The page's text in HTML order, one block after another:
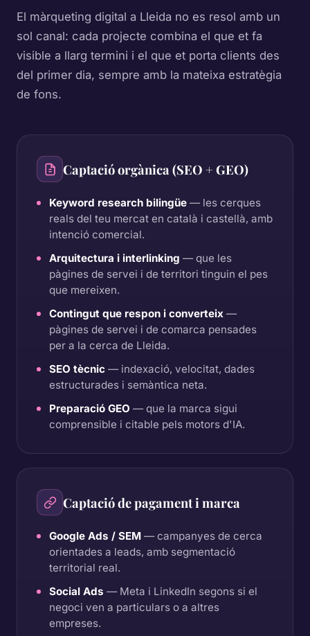
El màrqueting digital a Lleida no es resol amb un
sol canal: cada projecte combina el que et fa
visible a llarg termini i el que et porta clients des
del primer dia, sempre amb la mateixa estratègia
de fons.
Captació orgànica (SEO + GEO)
Keyword research bilingüe — les cerques
reals del teu mercat en català i castellà, amb
intenció comercial.
Arquitectura i interlinking — que les
pàgines de servei i de territori tinguin el pes
que mereixen.
Contingut que respon i converteix —
pàgines de servei i de comarca pensades
per a la cerca de Lleida.
SEO tècnic — indexació, velocitat, dades
estructurades i semàntica neta.
Preparació GEO — que la marca sigui
comprensible i citable pels motors d'IA.
Captació de pagament i marca
Google Ads / SEM — campanyes de cerca
orientades a leads, amb segmentació
territorial real.
Social Ads — Meta i LinkedIn segons si el
negoci ven a particulars o a altres
empreses.